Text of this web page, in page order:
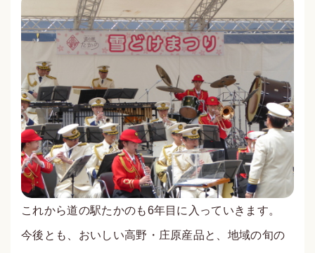
これから道の駅たかのも6年目に入っていきます。
今後とも、おいしい高野・庄原産品と、地域の旬の